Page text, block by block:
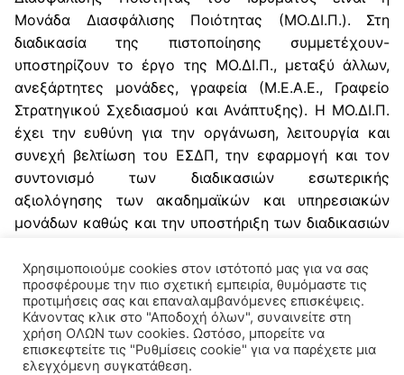
Θεσμικό Πλαίσιο
Απολογισμός Δράσης
Έργο ΕΣΠΑ ΜΟΔΙΠ (2021-2023)
Περιγραφή έργου
Πακέτα εργασίας έργου
Ολοκλήρωση Έργου
Εγχειρίδιο Ποιότητας ΕΣΔΠ
Προτάσεις για την ανάπτυξη του ΕΣΔΠ
Ηλεκτρονική φόρμα υποβολής πρότασης
Στατιστικά Στοιχεία
Προτάσεις προς υλοποίηση
Κανονισμοί Ε.Α.Π.
Πιστοποίηση ΠΜΣ ΕΑΠ
Εσωτερική Αξιολόγηση Ιδρύματος
Εσωτερική Αξιολόγηση Σχολών
Εσωτερική Αξιολόγηση Προγραμμάτων
Σπουδών
2024-25
2023-24
2021-22
2020-21
Εσωτερική Αξιολόγηση ΚΕΔΙΒΙΜ
Εξωτερική Αξιολόγηση
Εξωτερική Αξιολόγηση Ιδρύματος
Εξωτερική Αξιολόγηση Σχολών
Εξωτερική Αξιολόγηση Προγραμμάτων Σπουδών
Ευρωπαϊκές και Διεθνείς Αξιολογήσεις
Μονάδα Διασφάλισης Ποιότητας (ΜΟ.ΔΙ.Π.). Στη
διαδικασία της πιστοποίησης συμμετέχουν-
υποστηρίζουν το έργο της ΜΟ.ΔΙ.Π., μεταξύ άλλων,
ανεξάρτητες μονάδες, γραφεία (Μ.Ε.Α.Ε., Γραφείο
Στρατηγικού Σχεδιασμού και Ανάπτυξης). Η ΜΟ.ΔΙ.Π.
έχει την ευθύνη για την οργάνωση, λειτουργία και
συνεχή βελτίωση του ΕΣΔΠ, την εφαρμογή και τον
συντονισμό των διαδικασιών εσωτερικής
αξιολόγησης των ακαδημαϊκών και υπηρεσιακών
μονάδων καθώς και την υποστήριξη των διαδικασιών
πλαίσιο των αρχών, κατευθύνσεων και οδηγιών της
ΑΔΙΠ.
Χρησιμοποιούμε cookies στον ιστότοπό μας για να σας
προσφέρουμε την πιο σχετική εμπειρία, θυμόμαστε τις
προτιμήσεις σας και επαναλαμβανόμενες επισκέψεις.
Κάνοντας κλικ στο "Αποδοχή όλων", συναινείτε στη
χρήση ΟΛΩΝ των cookies. Ωστόσο, μπορείτε να
επισκεφτείτε τις "Ρυθμίσεις cookie" για να παρέχετε μια
ελεγχόμενη συγκατάθεση.